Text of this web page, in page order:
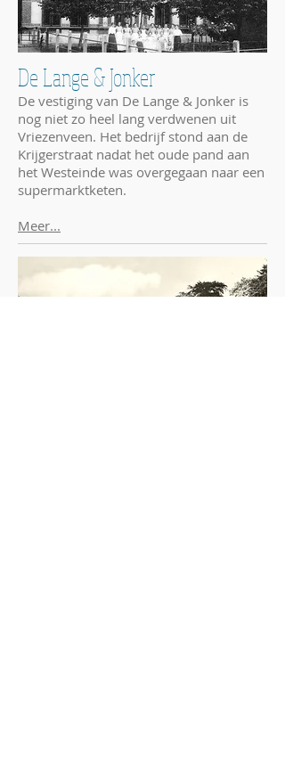
De Lange & Jonker
De vestiging van De Lange & Jonker is
nog niet zo heel lang verdwenen uit
Vriezenveen. Het bedrijf stond aan de
Krijgerstraat nadat het oude pand aan
het Westeinde was overgegaan naar een
supermarktketen.
Meer...